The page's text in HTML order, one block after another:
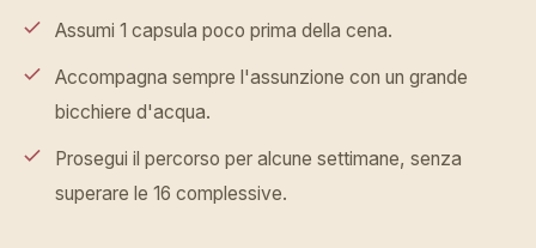
Assumi 1 capsula poco prima della cena.
Accompagna sempre l'assunzione con un grande
bicchiere d'acqua.
Prosegui il percorso per alcune settimane, senza
superare le 16 complessive.